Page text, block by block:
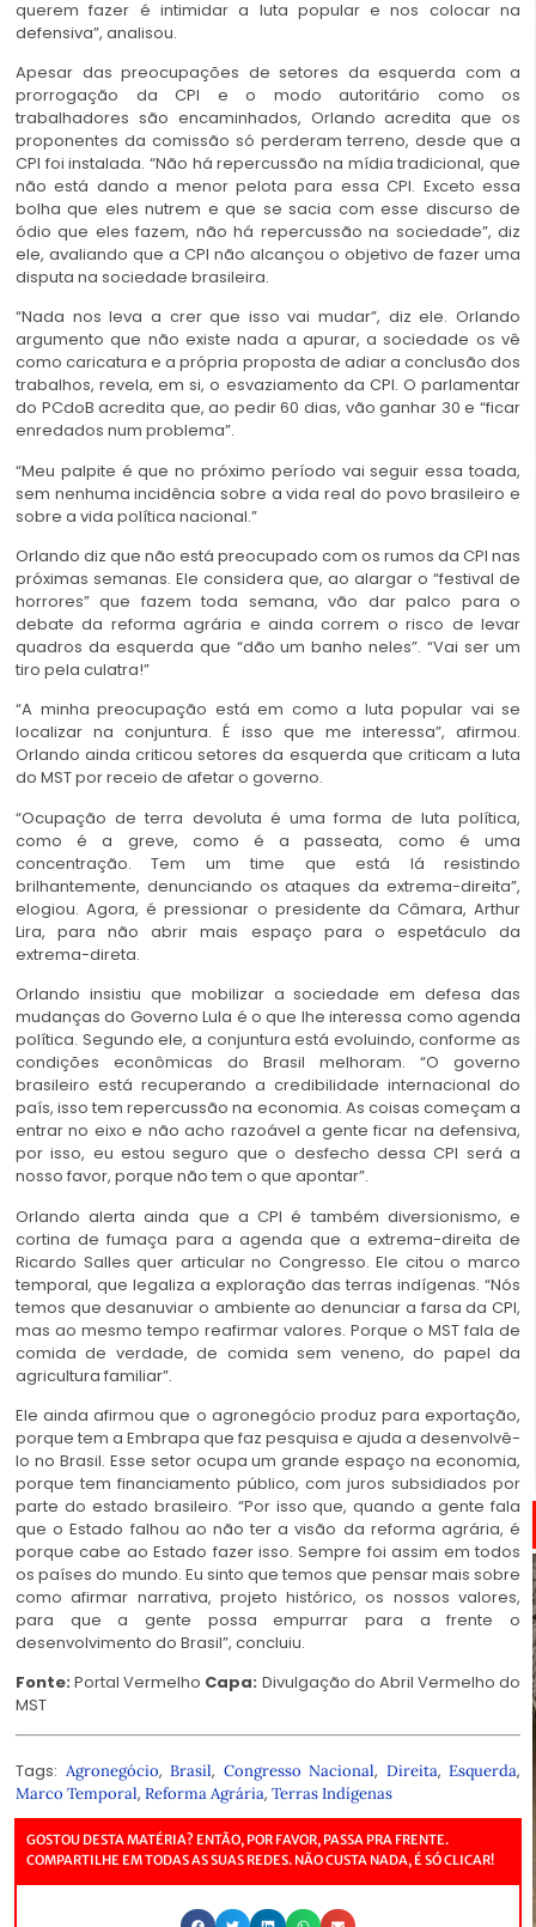
querem fazer é intimidar a luta popular e nos colocar na
defensiva”, analisou.
Apesar das preocupações de setores da esquerda com a
prorrogação da CPI e o modo autoritário como os
trabalhadores são encaminhados, Orlando acredita que os
proponentes da comissão só perderam terreno, desde que a
CPI foi instalada. “Não há repercussão na mídia tradicional, que
não está dando a menor pelota para essa CPI. Exceto essa
bolha que eles nutrem e que se sacia com esse discurso de
ódio que eles fazem, não há repercussão na sociedade”, diz
ele, avaliando que a CPI não alcançou o objetivo de fazer uma
disputa na sociedade brasileira.
“Nada nos leva a crer que isso vai mudar”, diz ele. Orlando
argumento que não existe nada a apurar, a sociedade os vê
como caricatura e a própria proposta de adiar a conclusão dos
trabalhos, revela, em si, o esvaziamento da CPI. O parlamentar
do PCdoB acredita que, ao pedir 60 dias, vão ganhar 30 e “ficar
enredados num problema”.
“Meu palpite é que no próximo período vai seguir essa toada,
sem nenhuma incidência sobre a vida real do povo brasileiro e
sobre a vida política nacional.”
Orlando diz que não está preocupado com os rumos da CPI nas
próximas semanas. Ele considera que, ao alargar o “festival de
horrores” que fazem toda semana, vão dar palco para o
debate da reforma agrária e ainda correm o risco de levar
quadros da esquerda que “dão um banho neles”. “Vai ser um
tiro pela culatra!”
“A minha preocupação está em como a luta popular vai se
localizar na conjuntura. É isso que me interessa”, afirmou.
Orlando ainda criticou setores da esquerda que criticam a luta
do MST por receio de afetar o governo.
“Ocupação de terra devoluta é uma forma de luta política,
como é a greve, como é a passeata, como é uma
concentração. Tem um time que está lá resistindo
brilhantemente, denunciando os ataques da extrema-direita”,
elogiou. Agora, é pressionar o presidente da Câmara, Arthur
Lira, para não abrir mais espaço para o espetáculo da
extrema-direta.
Orlando insistiu que mobilizar a sociedade em defesa das
mudanças do Governo Lula é o que lhe interessa como agenda
política. Segundo ele, a conjuntura está evoluindo, conforme as
condições econômicas do Brasil melhoram. “O governo
brasileiro está recuperando a credibilidade internacional do
país, isso tem repercussão na economia. As coisas começam a
entrar no eixo e não acho razoável a gente ficar na defensiva,
por isso, eu estou seguro que o desfecho dessa CPI será a
nosso favor, porque não tem o que apontar”.
Orlando alerta ainda que a CPI é também diversionismo, e
cortina de fumaça para a agenda que a extrema-direita de
Ricardo Salles quer articular no Congresso. Ele citou o marco
temporal, que legaliza a exploração das terras indígenas. “Nós
temos que desanuviar o ambiente ao denunciar a farsa da CPI,
mas ao mesmo tempo reafirmar valores. Porque o MST fala de
comida de verdade, de comida sem veneno, do papel da
agricultura familiar”.
Ele ainda afirmou que o agronegócio produz para exportação,
porque tem a Embrapa que faz pesquisa e ajuda a desenvolvê-
lo no Brasil. Esse setor ocupa um grande espaço na economia,
porque tem financiamento público, com juros subsidiados por
parte do estado brasileiro. “Por isso que, quando a gente fala
que o Estado falhou ao não ter a visão da reforma agrária, é
porque cabe ao Estado fazer isso. Sempre foi assim em todos
os países do mundo. Eu sinto que temos que pensar mais sobre
como afirmar narrativa, projeto histórico, os nossos valores,
para que a gente possa empurrar para a frente o
desenvolvimento do Brasil”, concluiu.
Fonte:Portal Vermelho Capa: Divulgação do Abril Vermelho do
MST
Tags: Agronegócio, Brasil, Congresso Nacional, Direita, Esquerda,
Marco Temporal, Reforma Agrária, Terras Indígenas
GOSTOU DESTA MATÉRIA? ENTÃO, POR FAVOR, PASSA PRA FRENTE.
COMPARTILHE EM TODAS AS SUAS REDES. NÃO CUSTA NADA, É SÓ CLICAR!